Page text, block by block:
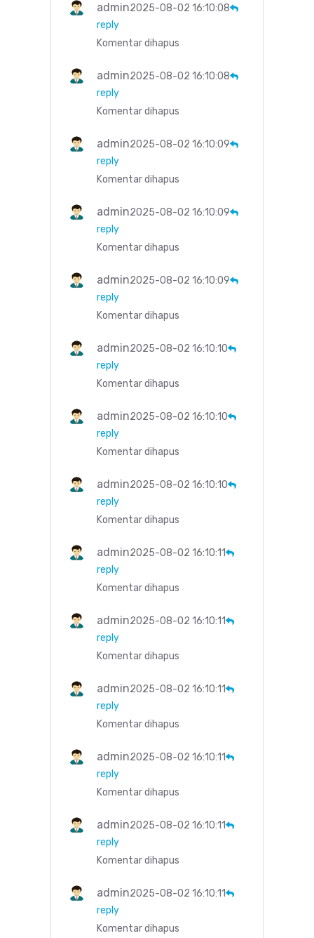
admin2025-08-02 16:10:08
reply
Komentar dihapus
admin2025-08-02 16:10:08
reply
Komentar dihapus
admin2025-08-02 16:10:09
reply
Komentar dihapus
admin2025-08-02 16:10:09
reply
Komentar dihapus
admin2025-08-02 16:10:09
reply
Komentar dihapus
admin2025-08-02 16:10:10
reply
Komentar dihapus
admin2025-08-02 16:10:10
reply
Komentar dihapus
admin2025-08-02 16:10:10
reply
Komentar dihapus
admin2025-08-02 16:10:11
reply
Komentar dihapus
admin2025-08-02 16:10:11
reply
Komentar dihapus
admin2025-08-02 16:10:11
reply
Komentar dihapus
admin2025-08-02 16:10:11
reply
Komentar dihapus
admin2025-08-02 16:10:11
reply
Komentar dihapus
admin2025-08-02 16:10:11
reply
Komentar dihapus